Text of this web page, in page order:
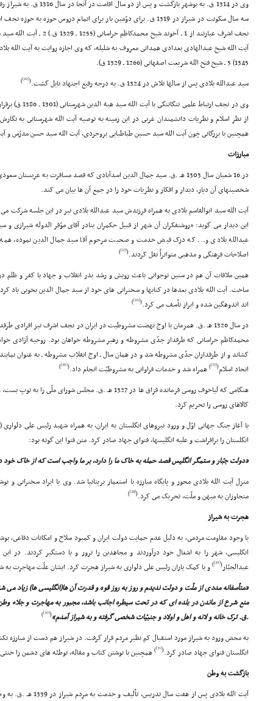
وى در 1314 ق. به بوشهر
سه سال سکونت در شیراز در 1319 ق. براى دوّمین بار براى اتمام دروس
1345) 5 ـ شیخ فتح الله شریعت اصفهانى (1266 ـ 1329 ق).
سید عبدالله بلادى پس از سالها تلاش در 1324 ق. به درجه رفیع اجتهاد نایل گشت.
(
[20]
)
وى در نجف ارتباط
از نظر اسلام و نظریات دانشمندان غربى در این زمینه به توصیه آیت الله شهرستانى به
همچنین با بزرگانى چون آیت الله سید حسین طباطبایى بروجردى، آیت الله سید حسن مدرّس و
مبارزات
در 16 شعبان سال 1303 هـ .ق. سید جمال الدین اسدآبادى که قصد مسافرت به
شخصیتهاى آن دیار، دیدار و افکار و نظریات خود را در جمع آن ها بیان مى کند.
آیت الله سید ابوالقاسم بلادى به همراه فرزندش سید عبدالله بلادى نیز در این جلسه شرکت
این دیدار مى گوید: «روشنفکران آن شهر از قبیل حکمران بنادر آقاى موّقر الدوله شیرازى
عبدالله بلادى و... که درک فیض خدمت و صحبت مرحوم آقا سید جمال الدین نموده، همه
اصلاحات فرهنگى و مذهبى متواتراً نقل کردند.(
[23]
)
همین ملاقات آن هم در سنین نوجوانى باعث رویش و رشد بذر انقلاب و جهاد با کفر و ظلم
ساخت. آیت الله بلادى بعدها در کتابها و سخنرانى هاى خود از سید جمال الدین بخوبى یاد
اند اندوهگین شده و ابراز تأسف مى کرد.(
[24]
)
در سال 1326 هـ .ق. همزمان با اوج نهضت مشروطیت در ایران در نجف اشرف نیز
محمدکاظم خراسانى که طرفدار جدّى مشروطه و رهبر مشروطه خواهان بود. روحیه آزادى
کشاند و از طرفداران جدّى مشروطه شد و در همان سال ـ اوج انقلاب مشروطه ـ به عنوان
اتحاد اسلام(
[25]
)همراه شد و خدمات فراوانى به مشروطیّت انجام داد.(
[26]
)
هنگامى که لیاخوف روسى فرمانده قزاق ها در 1327 هـ .ق.
کالاهاى روسى را تحریم کرد.
انگلستان را برافراشت و علیه انگلیسها، فتواى جهاد صادر کرد. متن فتوا این گونه بود:
«دولت جبّار و ستمگر انگلیس قصد حمله به خاک ما را دارد، بر ما واجب است که از خاک خود
منزل آیت الله بلادى محور و پایگاه مبارزه با استعمار بریتانیا شد. وى با ایراد سخنرانى
متجاوزان به میهن و ملّت، تحریک مى کرد.(
[28]
)
هجرت به شیراز
انگلیسى، شهر را به اشغال خود درآوردند و مجاهدین را ترور و یا دستگیر کردند. در
عبدالجبّار(
[29]
)و با کمک یاران رئیس على دلوارى به شیراز هجرت کرد. ایشان علّت مهاجرت به
«متأسفانه مددى از ملّت و دولت ندیدم و روز به روز قوه و قدرت آن ها(انگلیسى ها) زیاد
.ق. ترک خانه و لانه و اهل و اولاد و جنبیّات شخصى گرفته و به شیراز آمدم»(
[30]
)
به محض ورود به شیراز مورد استقبال کم نظیر مردم قرار گرفت. در شیراز هم دست از مبارزه
انگلستان فتواى جهاد صادر کرد.(
[31]
)همچنین با نوشتن کتاب و مقاله، توطئه هاى دشمن را
بازگشت به وطن
آیت الله بلادى پس از